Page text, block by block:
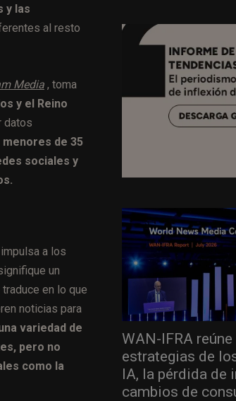
y las
al resto
Media , toma
y el Reino
datos
menores de 35
sociales y
a los
un
en lo que
noticias para
variedad de
pero no
como la
WAN-IFRA
estrategias de
IA, la pérdida de
cambios de